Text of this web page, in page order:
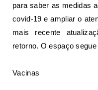
para saber as medidas
covid-19 e ampliar o
mais recente
retorno. O espaço
Vacinas